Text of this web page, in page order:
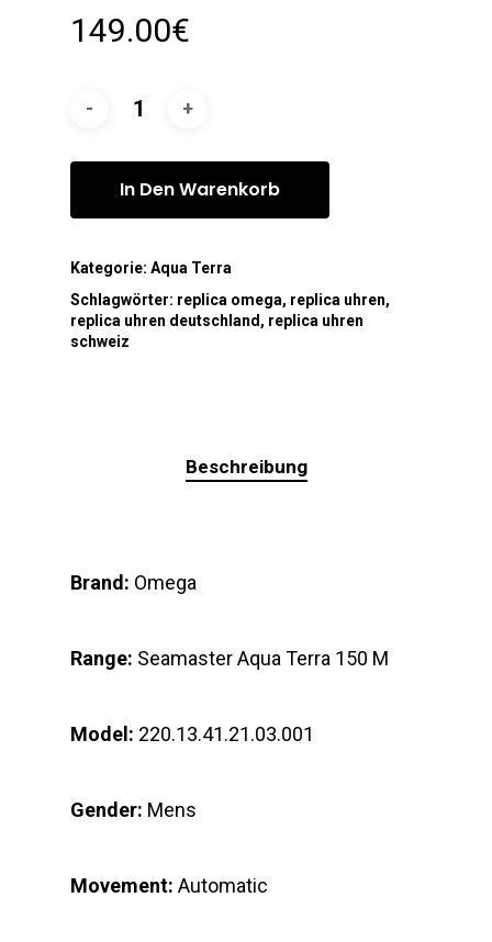
149.00€
In Den Warenkorb
Kategorie: Aqua Terra
Schlagwörter: replica omega, replica uhren,
replica uhren deutschland , replica uhren
schweiz
Beschreibung
Brand: Omega
Range: Seamaster Aqua Terra 150 M
Model: 220.13.41.21.03.001
Gender: Mens
Movement: Automatic